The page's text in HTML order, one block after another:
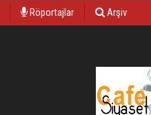
Röportajlar Arşiv